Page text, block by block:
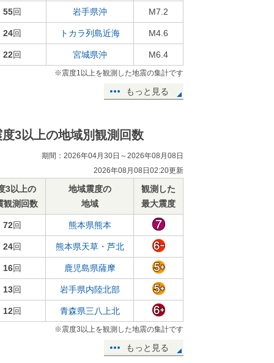
55回 岩手県沖 M7.2
24回 トカラ列島近海 M4.6
22回 宮城県沖 M6.4
※震度1以上を観測した地震の集計です
もっと見る
度3以上の地域別観測回数
期間：2026年04月30日～2026年08月08日
2026年08月08日02:20更新
3以上の
観測回数
地域震度の
地域
観測した
最大震度
72回 熊本県熊本
24回 熊本県天草・芦北
16回 鹿児島県薩摩
13回 岩手県内陸北部
12回 青森県三八上北
※震度3以上を観測した地震の集計です
もっと見る